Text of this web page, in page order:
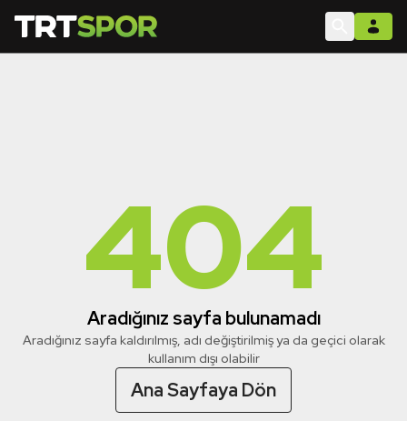
404
Aradığınız sayfa bulunamadı
Aradığınız sayfa kaldırılmış, adı değiştirilmiş ya da geçici olarak
kullanım dışı olabilir
Ana Sayfaya Dön